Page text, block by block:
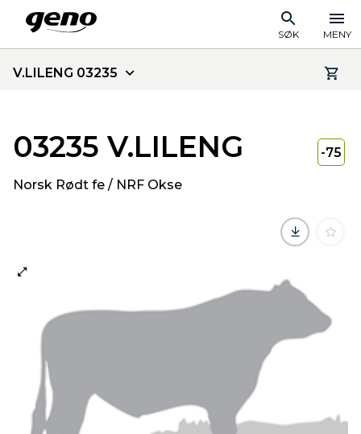
SØK MENY
V.LILENG 03235
03235 V.LILENG
Norsk Rødt fe / NRF Okse
-75